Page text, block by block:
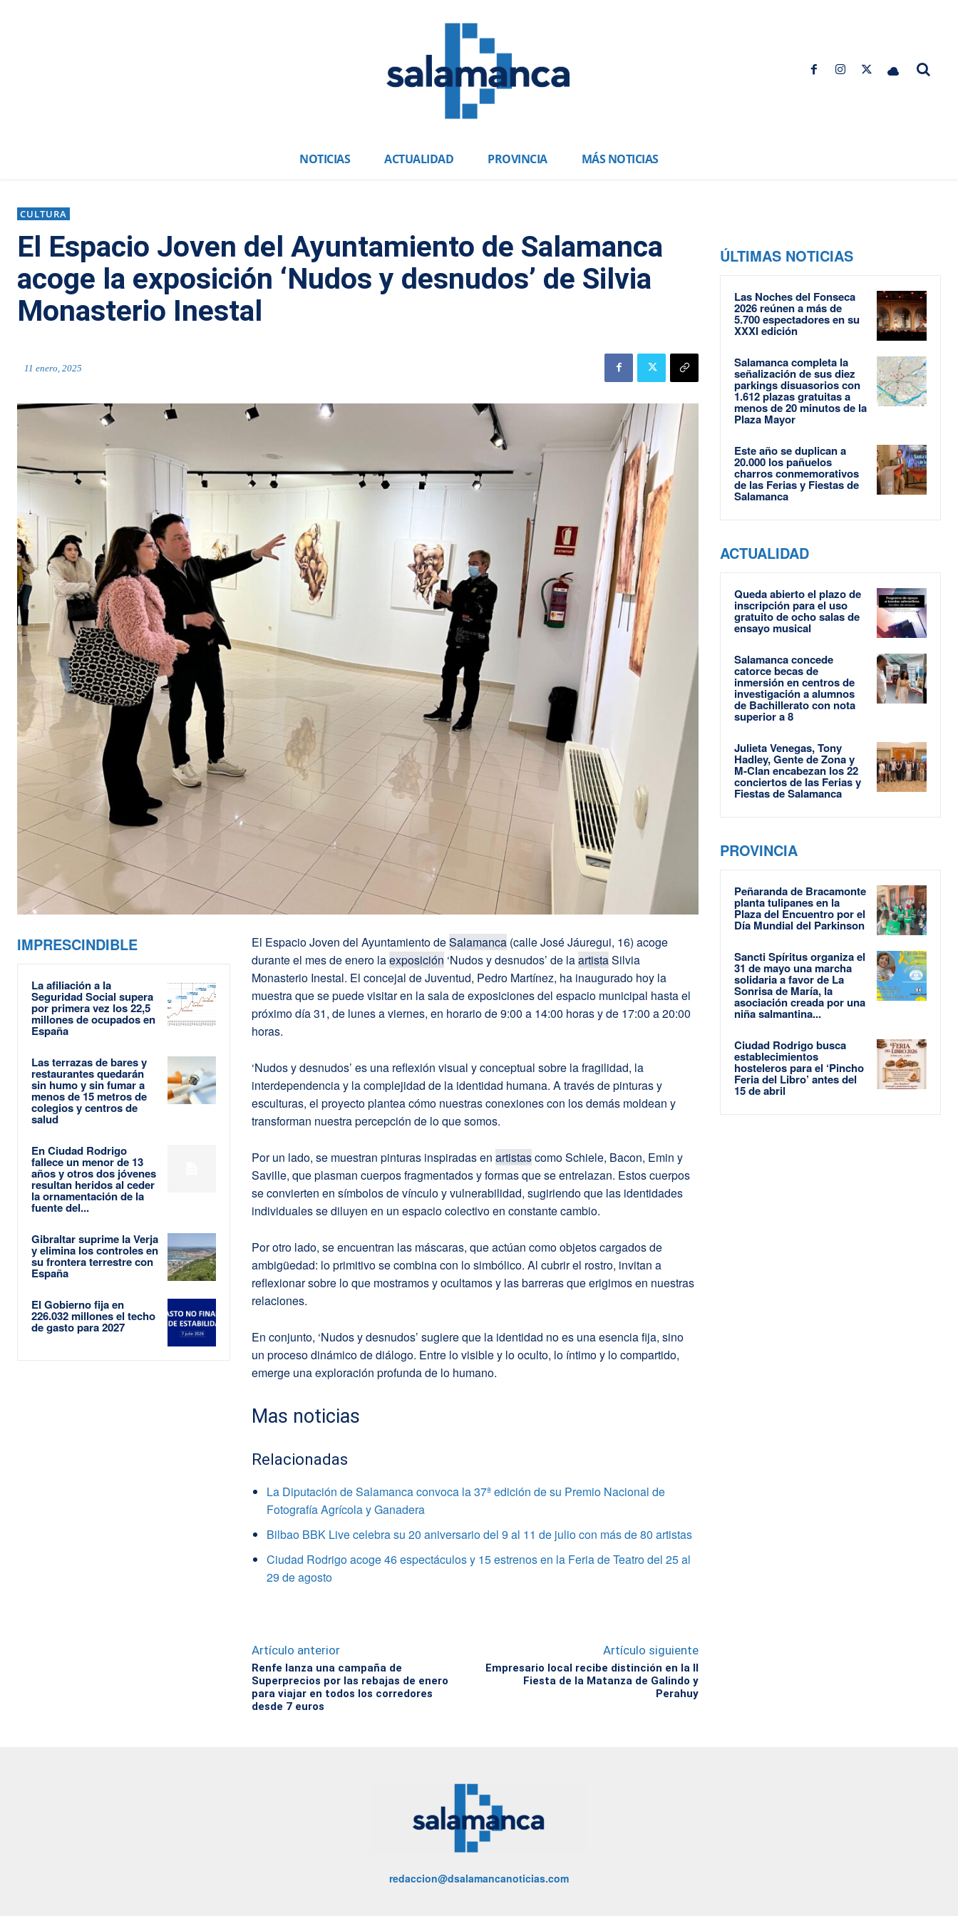
NOTICIAS ACTUALIDAD PROVINCIA MÁS NOTICIAS
CULTURA
El Espacio Joven del Ayuntamiento de Salamanca
acoge la exposición ‘Nudos y desnudos’ de Silvia
Monasterio Inestal
11 enero, 2025
IMPRESCINDIBLE
La afiliación a la
Seguridad Social supera
por primera vez los 22,5
millones de ocupados en
España
Las terrazas de bares y
restaurantes quedarán
sin humo y sin fumar a
menos de 15 metros de
colegios y centros de
salud
En Ciudad Rodrigo
fallece un menor de 13
años y otros dos jóvenes
resultan heridos al ceder
la ornamentación de la
fuente del...
Gibraltar suprime la Verja
y elimina los controles en
su frontera terrestre con
España
El Gobierno fija en
226.032 millones el techo
de gasto para 2027
El Espacio Joven del Ayuntamiento deSalamanca(calle José Jáuregui, 16) acoge
durante el mes de enero laexposición ‘Nudos y desnudos’ de laartistaSilvia
Monasterio Inestal. El concejal de Juventud, Pedro Martínez, ha inaugurado hoy la
muestra que se puede visitar en la sala de exposiciones del espacio municipal hasta el
próximo día 31, de lunes a viernes, en horario de 9:00 a 14:00 horas y de 17:00 a 20:00
horas.
‘Nudos y desnudos’ es una reflexión visual y conceptual sobre la fragilidad, la
interdependencia y la complejidad de la identidad humana. A través de pinturas y
esculturas, el proyecto plantea cómo nuestras conexiones con los demás moldean y
transforman nuestra percepción de lo que somos.
Por un lado, se muestran pinturas inspiradas en artistascomo Schiele, Bacon, Emin y
Saville, que plasman cuerpos fragmentados y formas que se entrelazan. Estos cuerpos
se convierten en símbolos de vínculo y vulnerabilidad, sugiriendo que las identidades
individuales se diluyen en un espacio colectivo en constante cambio.
Por otro lado, se encuentran las máscaras, que actúan como objetos cargados de
ambigüedad: lo primitivo se combina con lo simbólico. Al cubrir el rostro, invitan a
reflexionar sobre lo que mostramos y ocultamos y las barreras que erigimos en nuestras
relaciones.
En conjunto, ‘Nudos y desnudos’ sugiere que la identidad no es una esencia fija, sino
un proceso dinámico de diálogo. Entre lo visible y lo oculto, lo íntimo y lo compartido,
emerge una exploración profunda de lo humano.
Mas noticias
Relacionadas
La Diputación de Salamanca convoca la 37ª edición de su Premio Nacional de
Fotografía Agrícola y Ganadera
Bilbao BBK Live celebra su 20 aniversario del 9 al 11 de julio con más de 80 artistas
Ciudad Rodrigo acoge 46 espectáculos y 15 estrenos en la Feria de Teatro del 25 al
29 de agosto
Artículo anterior
Renfe lanza una campaña de
Superprecios por las rebajas de enero
para viajar en todos los corredores
desde 7 euros
Artículo siguiente
Empresario local recibe distinción en la II
Fiesta de la Matanza de Galindo y
Perahuy
ÚLTIMAS NOTICIAS
Las Noches del Fonseca
2026 reúnen a más de
5.700 espectadores en su
XXXI edición
Salamanca completa la
señalización de sus diez
parkings disuasorios con
1.612 plazas gratuitas a
menos de 20 minutos de la
Plaza Mayor
Este año se duplican a
20.000 los pañuelos
charros conmemorativos
de las Ferias y Fiestas de
Salamanca
ACTUALIDAD
Queda abierto el plazo de
inscripción para el uso
gratuito de ocho salas de
ensayo musical
Salamanca concede
catorce becas de
inmersión en centros de
investigación a alumnos
de Bachillerato con nota
superior a 8
Julieta Venegas, Tony
Hadley, Gente de Zona y
M-Clan encabezan los 22
conciertos de las Ferias y
Fiestas de Salamanca
PROVINCIA
Peñaranda de Bracamonte
planta tulipanes en la
Plaza del Encuentro por el
Día Mundial del Parkinson
Sancti Spíritus organiza el
31 de mayo una marcha
solidaria a favor de La
Sonrisa de María, la
asociación creada por una
niña salmantina...
Ciudad Rodrigo busca
establecimientos
hosteleros para el ‘Pincho
Feria del Libro’ antes del
15 de abril
redaccion@dsalamancanoticias.com